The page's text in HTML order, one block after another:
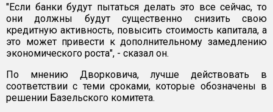
"Если банки будут пытаться делать это все сейчас, то
они должны будут существенно снизить свою
кредитную активность, повысить стоимость капитала, а
это может привести к дополнительному замедлению
экономического роста", - сказал он.
По мнению Дворковича, лучше действовать в
соответствии с теми сроками, которые обозначены в
решении Базельского комитета.